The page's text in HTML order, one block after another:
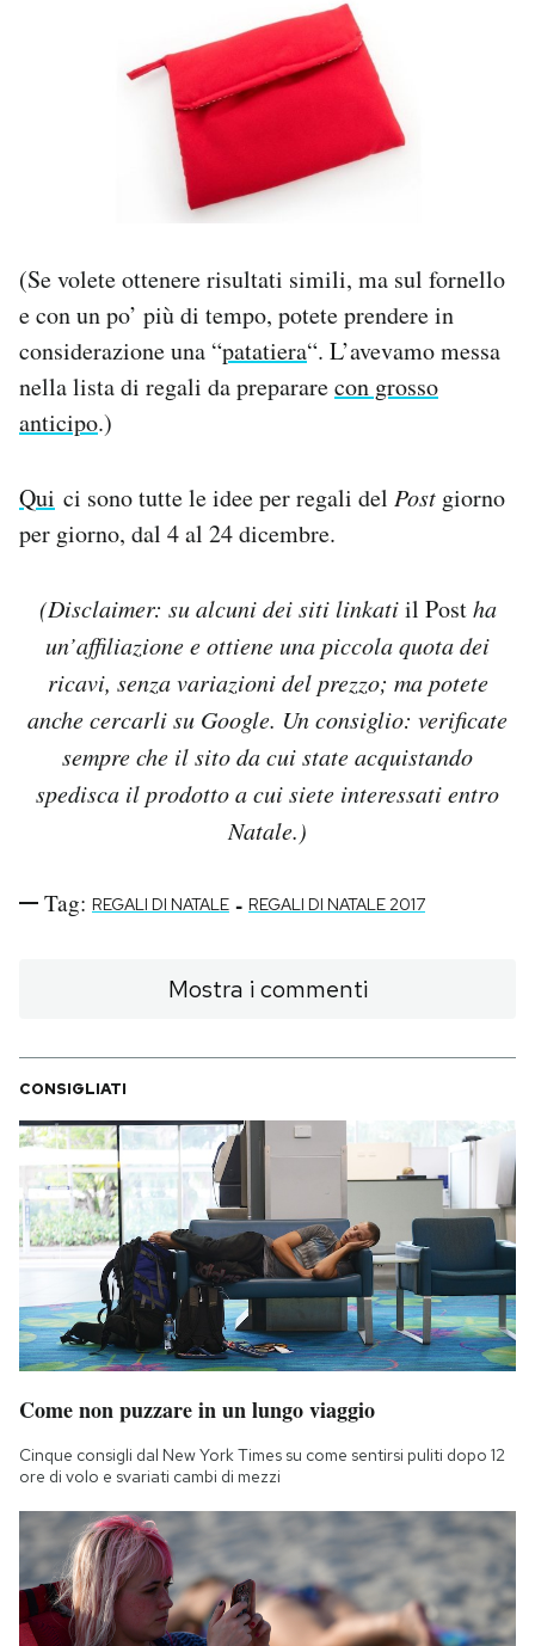
(Se volete ottenere risultati simili, ma sul fornello
e con un po’ più di tempo, potete prendere in
considerazione una “patatiera“. L’avevamo messa
nella lista di regali da prepararecon grosso
anticipo.)
Qui ci sono tutte le idee per regali del Post giorno
per giorno, dal 4 al 24 dicembre.
(Disclaimer: su alcuni dei siti linkatiil Postha
un’affiliazione e ottiene una piccola quota dei
ricavi, senza variazioni del prezzo; ma potete
anche cercarli su Google. Un consiglio: verificate
sempre che il sito da cui state acquistando
spedisca il prodotto a cui siete interessati entro
Natale.)
Tag: REGALI DI NATALE - REGALI DI NATALE 2017
Mostra i commenti
CONSIGLIATI
Come non puzzare in un lungo viaggio
Cinque consigli dal New York Times su come sentirsi puliti dopo 12
ore di volo e svariati cambi di mezzi